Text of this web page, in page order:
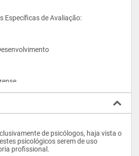
Específicas de Avaliação:
Rorschach
do Rorschach
psicológicos serem de uso
profissional.